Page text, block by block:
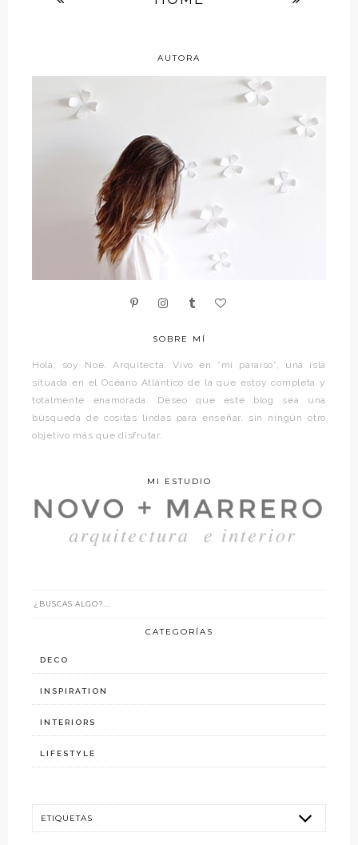
AUTORA
SOBRE MÍ
Hola, soy Noe. Arquitecta. Vivo en “mi paraíso”, una isla
situada en el Océano Atlántico de la que estoy completa y
totalmente enamorada. Deseo que este blog sea una
búsqueda de cositas lindas para enseñar, sin ningún otro
objetivo más que disfrutar.
MI ESTUDIO
CATEGORÍAS
DECO
INSPIRATION
INTERIORS
LIFESTYLE